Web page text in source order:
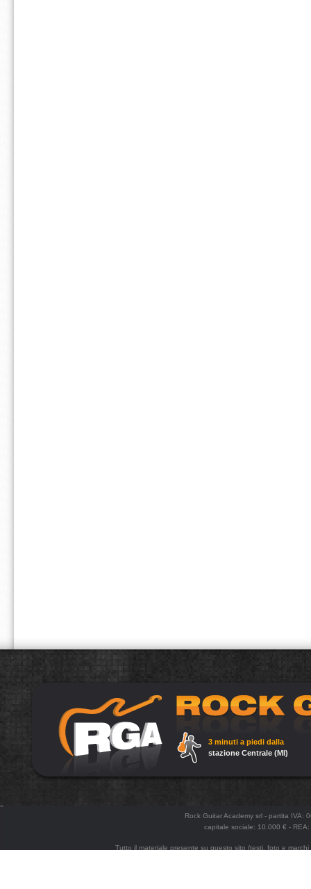
3 minuti a piedi dalla
stazione Centrale (MI)
Rock Guitar Academy srl - partita
capitale sociale: 10.000 € -
Tutto il materiale presente su questo sito (testi, foto e